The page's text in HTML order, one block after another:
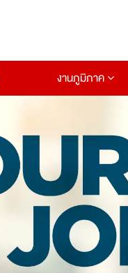
งานภูมิภาค